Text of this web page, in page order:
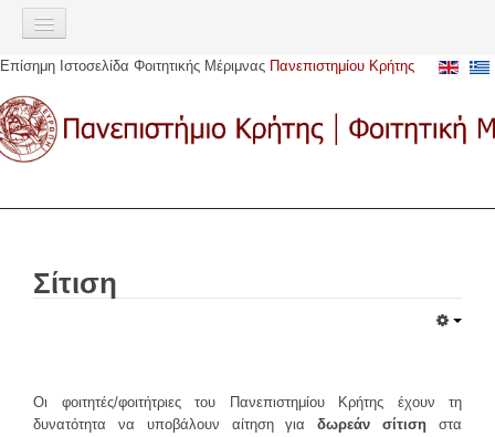
Σημείωση:
Αυτός
ιστότοπος
περιλαμβάνει
ένα
σύστημα
προσβασιμότητας.
Επίσημη Ιστοσελίδα Φοιτητικής Μέριμνας Πανεπιστημίου Κρήτης
ΠΑΡΟΧΈΣ
Αστική μετακίνηση
Υποτροφίες
Σίτιση
Οι φοιτητές/φοιτήτριες του Πανεπιστημίου Κρήτης έχουν τη
δυνατότητα να υποβάλουν αίτηση για δωρεάν σίτιση στα